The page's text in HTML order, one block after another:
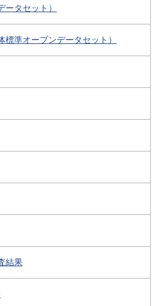
タセット）
準オープンデータセット）
結果